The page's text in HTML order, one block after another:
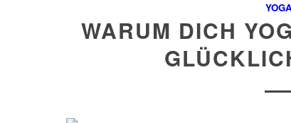
WARUM DICH